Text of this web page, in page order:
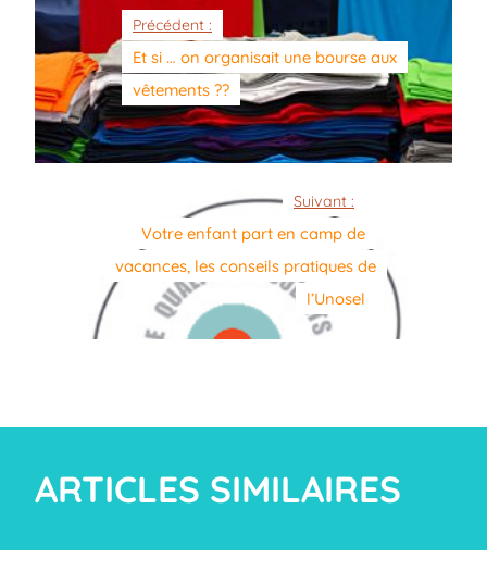
Précédent :
Et si … on organisait une bourse aux
vêtements ??
Suivant :
Votre enfant part en camp de
vacances, les conseils pratiques de
l’Unosel
ARTICLES SIMILAIRES